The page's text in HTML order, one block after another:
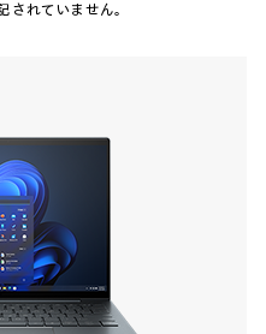
されていません。